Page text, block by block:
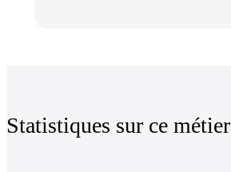
Statistiques sur ce métier